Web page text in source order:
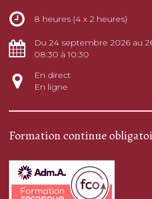
8 heures (4 x 2 heures)
Du 24 septembre 2026 au
08:30 à 10:30
En direct
En ligne
Formation continue